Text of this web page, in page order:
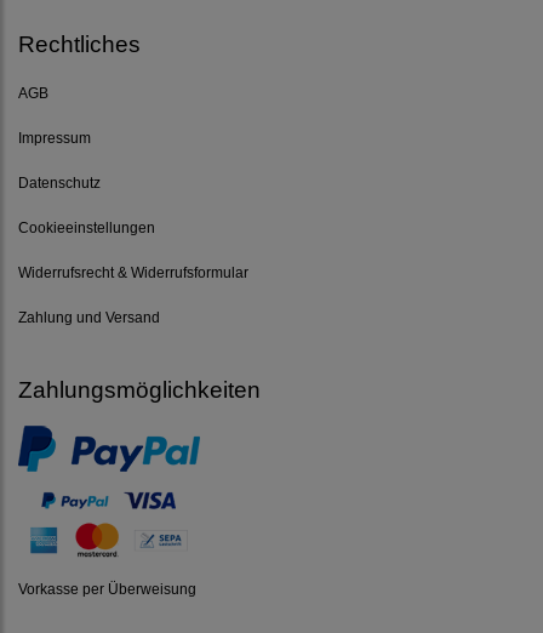
Rechtliches
AGB
Impressum
Datenschutz
Cookieeinstellungen
Widerrufsrecht & Widerrufsformular
Zahlung und Versand
Zahlungsmöglichkeiten
Vorkasse per Überweisung